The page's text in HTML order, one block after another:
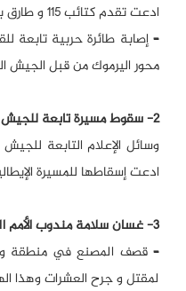
ادعت تقدم كتائب 115 و طارق بن زياد باتجاه معسكر حمزة.
–إصابة طائرة حربية تابعة
محور اليرموك من قبل الجيش
2- سقوط مسيرة تابعة للجيش الإيطالي من نوع RQ-1 غرب ليبيا.
وسائل الإعلام التابعة
ادعت إسقاطها للمسيرة
3- غسان سلامة مندوب الأمم المتحدة في الشأن الليبي:
–قصف المصنع في منطقة
لمقتل و جرح العشرات وهذا